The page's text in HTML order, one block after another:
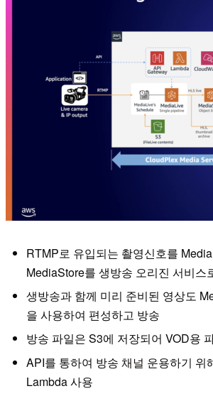
RTMP로 유입되는 촬영신호를
MediaStore를 생방송 오리진 서비스
생방송과 함께 미리 준비된 영상도
을 사용하여 편성하고 방송
방송 파일은 S3에 저장되어 VOD용
API를 통하여 방송 채널 운용하기 위
Lambda 사용